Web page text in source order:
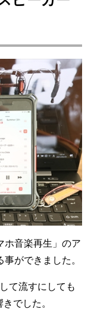
ホ音楽再生」のア
ができました。
て流すにしても
でした。